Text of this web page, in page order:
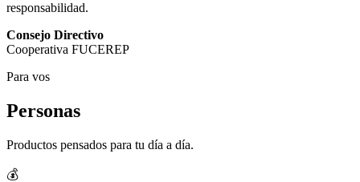
responsabilidad.
Consejo Directivo
Cooperativa FUCEREP
Para vos
Personas
Productos pensados para tu día a día.
💰